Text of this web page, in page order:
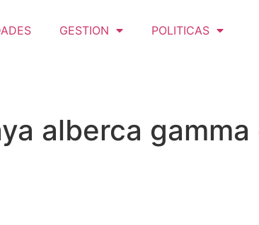
GESTION POLITICAS
alberca